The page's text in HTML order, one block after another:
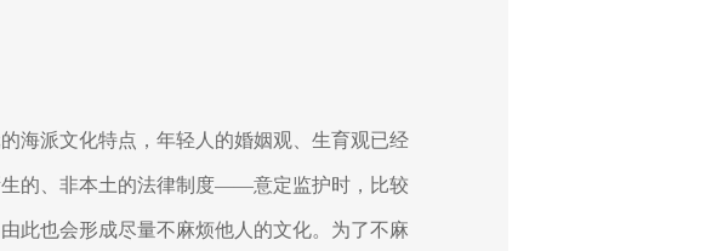
海派文化特点，年轻人的婚姻观、生育观已经
的、非本土的法律制度——意定监护时，比较
此也会形成尽量不麻烦他人的文化。为了不麻